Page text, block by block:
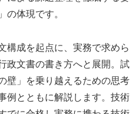
の体現です。
構成を起点に、実務で求めら
政文書の書き方へと展開。試
壁」を乗り越えるための思考
例とともに解説します。技術